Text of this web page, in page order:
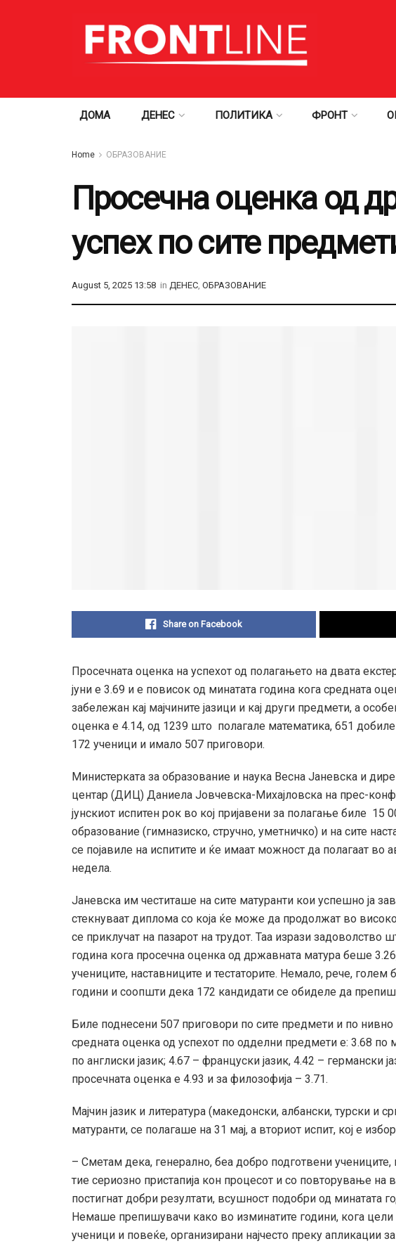
ДОМА ДЕНЕС ПОЛИТИКА ФРОНТ
Home ОБРАЗОВАНИЕ
Просечна оценка од
успех по сите
August 5, 2025 13:58 in ДЕНЕС, ОБРАЗОВАНИЕ
Share on Facebook
Просечната оценка на успехот од полагањето на двата
јуни е 3.69 и е повисок од минатата година кога средната
забележан кај мајчините јазици и кај други предмети, а
оценка е 4.14, од 1239 што полагале математика, 651
172 ученици и имало 507 приговори.
Министерката за образование и наука Весна Јаневска и
центар (ДИЦ) Даниела Јовчевска-Михајловска на прес-
јунскиот испитен рок во кој пријавени за полагање биле 15
образование (гимназиско, стручно, уметничко) и на сите
се појавиле на испитите и ќе имаат можност да полагаат во
недела.
Јаневска им честиташе на сите матуранти кои успешно ја
стекнуваат диплома со која ќе може да продолжат во
се приклучат на пазарот на трудот. Таа изрази задоволство
година кога просечна оценка од државната матура беше
учениците, наставниците и тестаторите. Немало, рече,
години и соопшти дека 172 кандидати се обиделе да
Биле поднесени 507 приговори по сите предмети и по
средната оценка од успехот по одделни предмети е: 3.68 по
по англиски јазик; 4.67 – француски јазик, 4.42 – германски
просечната оценка е 4.93 и за филозофија – 3.71.
Мајчин јазик и литература (македонски, албански, турски и
матуранти, се полагаше на 31 мај, а вториот испит, кој е
– Сметам дека, генерално, беа добро подготвени
тие сериозно пристапија кон процесот и со повторување на
постигнат добри резултати, всушност подобри од минатата
Немаше препишувачи како во изминатите години, кога цели
ученици и повеќе, организирани најчесто преку